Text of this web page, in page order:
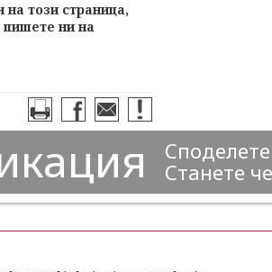
този страница,
пишете ни на
Станете